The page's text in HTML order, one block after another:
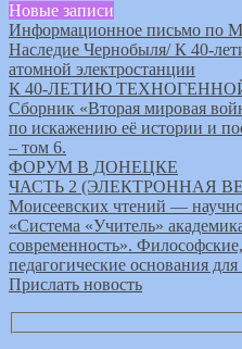
Новые записи
Информационное письмо по
Наследие Чернобыля/ К 40-
атомной электростанции
К 40-ЛЕТИЮ
Сборник «Вторая мировая
по искажению её истории и
– том 6.
ФОРУМ В ДОНЕЦКЕ
ЧАСТЬ 2 (ЭЛЕКТРОННАЯ
Моисеевских чтений —
«Система «Учитель»
современность».
педагогические основания
Прислать новость